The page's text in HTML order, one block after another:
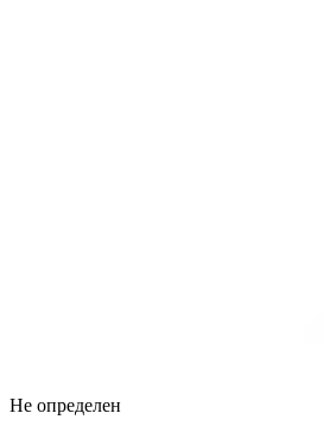
Не определен